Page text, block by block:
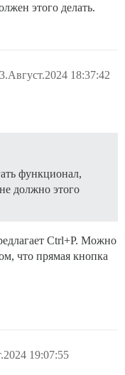
этого делать.
18:37:42
функционал,
должно этого
Ctrl+P. Можно
что прямая кнопка
19:07:55